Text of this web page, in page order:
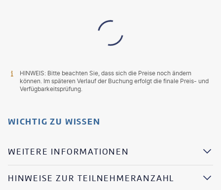
HINWEIS: Bitte beachten Sie, dass sich die Preise noch ändern
können. Im späteren Verlauf der Buchung erfolgt die finale Preis- und
Verfügbarkeitsprüfung.
WICHTIG ZU WISSEN
WEITERE INFORMATIONEN
HINWEISE ZUR TEILNEHMERANZAHL